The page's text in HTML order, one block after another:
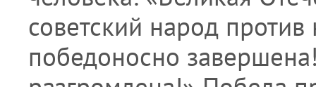
советский народ
победоносно